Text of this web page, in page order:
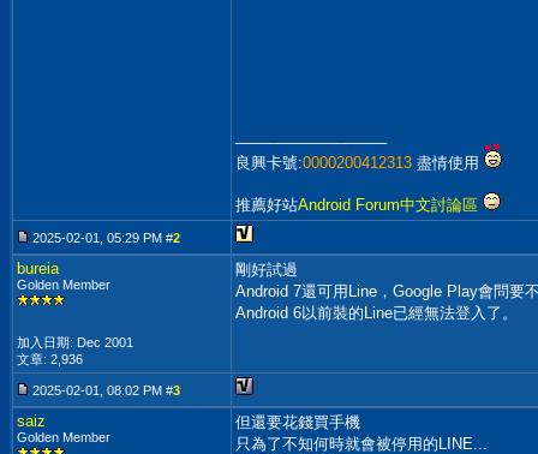
良興卡號:0000200412313 盡情使用
推薦好站Android Forum中文討論區
2025-02-01, 05:29 PM #2
bureia
Golden Member
加入日期: Dec 2001
文章: 2,936
剛好試過
Android 7還可用Line，Google Play會問要
Android 6以前裝的Line已經無法登入了。
2025-02-01, 08:02 PM #3
saiz
Golden Member
但還要花錢買手機
只為了不知何時就會被停用的LINE...